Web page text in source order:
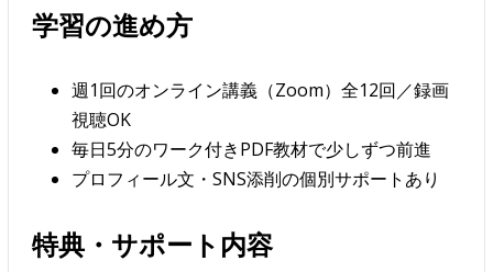
学習の進め方
週1回のオンライン講義（Zoom）全12回／録画
視聴OK
毎日5分のワーク付きPDF教材で少しずつ前進
プロフィール文・SNS添削の個別サポートあり
特典・サポート内容